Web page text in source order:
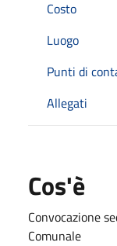
Costo
Luogo
Punti di
Allegati
Cos'è
Convocazione
Comunale